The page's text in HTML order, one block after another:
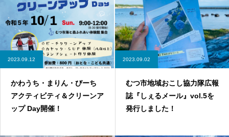
2023.09.12
かわうち・まりん・びーち
アクティビティ＆クリーンア
ップ Day開催！
2023.09.02
むつ市地域おこし協力隊広報
誌『しぇるメール』vol.5を
発行しました！